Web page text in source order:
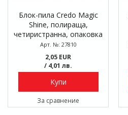
Блок-пила Credo Magic
Shine, полираща,
четиристранна, опаковка
блистер
Арт. №: 27810
2,05 EUR
/ 4,01 лв.
Купи
За сравнение